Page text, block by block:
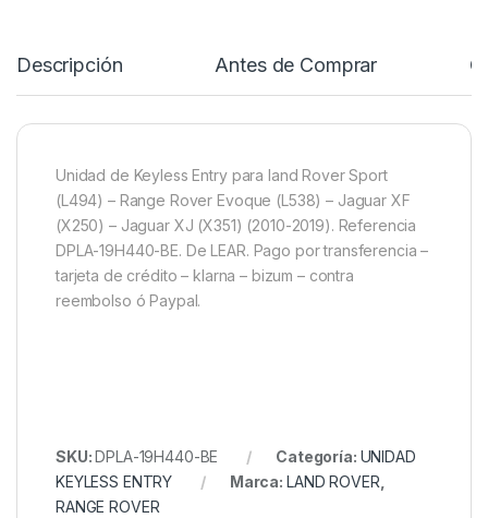
Descripción Antes de Comprar
Unidad de Keyless Entry para land Rover Sport
(L494) – Range Rover Evoque (L538) – Jaguar XF
(X250) – Jaguar XJ (X351) (2010-2019). Referencia
DPLA-19H440-BE. De LEAR. Pago por transferencia –
tarjeta de crédito – klarna – bizum – contra
reembolso ó Paypal.
SKU:DPLA-19H440-BE Categoría: UNIDAD
KEYLESS ENTRY
Marca: LAND ROVER
RANGE ROVER